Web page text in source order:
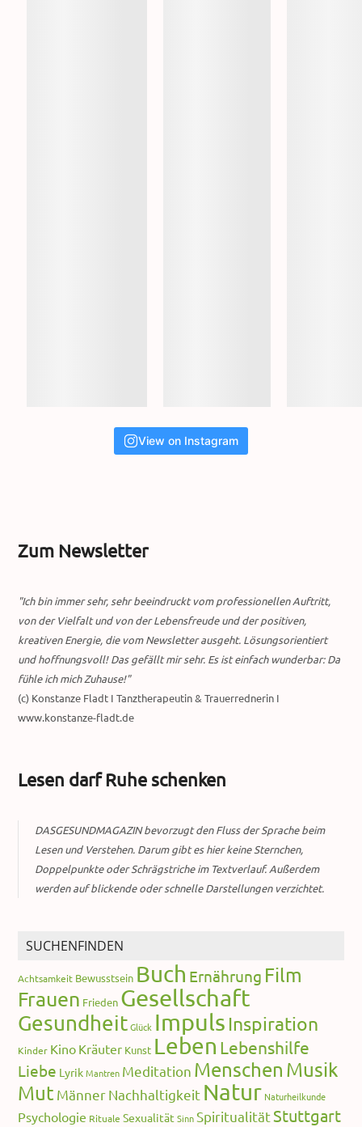
View on Instagram
Zum Newsletter
"Ich bin immer sehr, sehr beeindruckt vom professionellen Auftritt,
von der Vielfalt und von der Lebensfreude und der positiven,
kreativen Energie, die vom Newsletter ausgeht. Lösungsorientiert
und hoffnungsvoll! Das gefällt mir sehr. Es ist einfach wunderbar: Da
fühle ich mich Zuhause!"
(c) Konstanze Fladt I Tanztherapeutin & Trauerrednerin I
www.konstanze-fladt.de
Lesen darf Ruhe schenken
DASGESUNDMAGAZIN bevorzugt den Fluss der Sprache beim
Lesen und Verstehen. Darum gibt es hier keine Sternchen,
Doppelpunkte oder Schrägstriche im Textverlauf. Außerdem
werden auf blickende oder schnelle Darstellungen verzichtet.
SUCHENFINDEN
Achtsamkeit Bewusstsein Buch Ernährung Film
Frauen Frieden Gesellschaft
Gesundheit Glück Impuls Inspiration
Kinder Kino Kräuter Kunst Leben Lebenshilfe
Liebe Lyrik Mantren Meditation Menschen Musik
Mut MännerNachhaltigkeit Natur Naturheilkunde
Psychologie Rituale Sexualität Sinn SpiritualitätStuttgart